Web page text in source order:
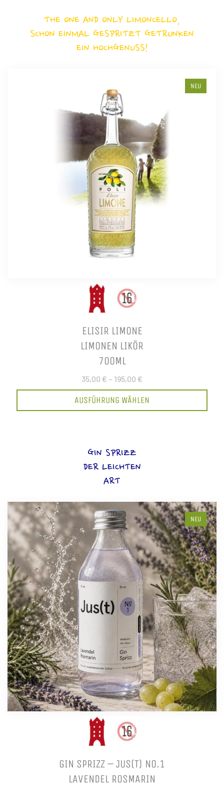
THE ONE AND ONLY LIMONCELLO,
SCHON EINMAL GESPRITZT GETRUNKEN
EIN HOCHGENUSS!
NEU
ELISIR LIMONE
LIMONEN LIKÖR
700ML
35,00 € – 195,00 €
AUSFÜHRUNG WÄHLEN
GIN SPRIZZ
DER LEICHTEN
ART
NEU
GIN SPRIZZ – JUS(T) NO.1
LAVENDEL ROSMARIN